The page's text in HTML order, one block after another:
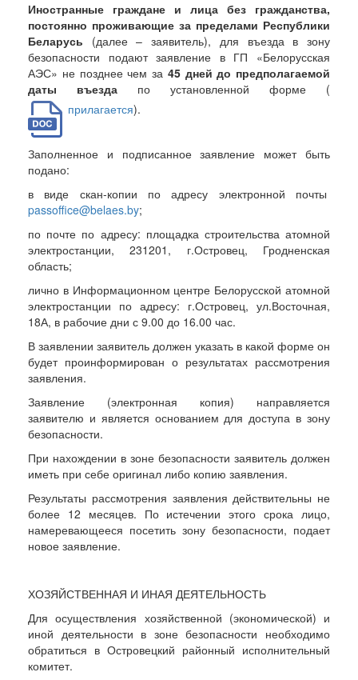
Иностранные граждане и лица без гражданства,
постоянно проживающие за пределами Республики
Беларусь (далее – заявитель), для въезда в зону
безопасности подают заявление в ГП «Белорусская
АЭС» не позднее чем за 45 дней до предполагаемой
даты въезда по установленной форме (
прилагается).
Заполненное и подписанное заявление может быть
подано:
в виде скан-копии по адресу электронной почты
passoffice@belaes.by;
по почте по адресу: площадка строительства атомной
электростанции, 231201, г.Островец, Гродненская
область;
лично в Информационном центре Белорусской атомной
электростанции по адресу: г.Островец, ул.Восточная,
18А, в рабочие дни с 9.00 до 16.00 час.
В заявлении заявитель должен указать в какой форме он
будет проинформирован о результатах рассмотрения
заявления.
Заявление (электронная копия) направляется
заявителю и является основанием для доступа в зону
безопасности.
При нахождении в зоне безопасности заявитель должен
иметь при себе оригинал либо копию заявления.
Результаты рассмотрения заявления действительны не
более 12 месяцев. По истечении этого срока лицо,
намеревающееся посетить зону безопасности, подает
новое заявление.
ХОЗЯЙСТВЕННАЯ И ИНАЯ ДЕЯТЕЛЬНОСТЬ
Для осуществления хозяйственной (экономической) и
иной деятельности в зоне безопасности необходимо
обратиться в Островецкий районный исполнительный
комитет.